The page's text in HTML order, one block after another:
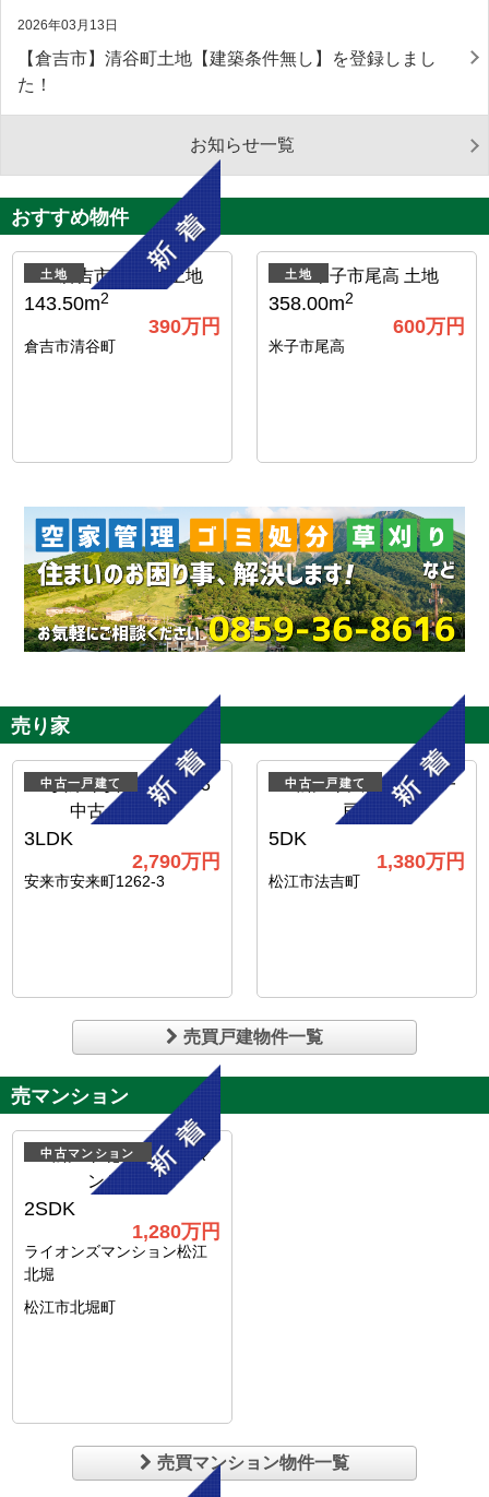
2026年03月13日
【倉吉市】清谷町土地【建築条件無し】を登録しまし
た！
お知らせ一覧
おすすめ物件
土地
143.50m2
390万円
倉吉市清谷町
土地
358.00m2
600万円
米子市尾高
売り家
中古一戸建て
3LDK
2,790万円
安来市安来町1262-3
中古一戸建て
5DK
1,380万円
松江市法吉町
売買戸建物件一覧
売マンション
中古マンション
2SDK
1,280万円
ライオンズマンション松江
北堀
松江市北堀町
売買マンション物件一覧